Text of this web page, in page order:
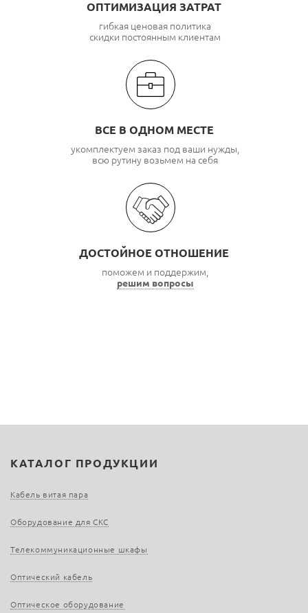
ОПТИМИЗАЦИЯ ЗАТРАТ
гибкая ценовая политика
скидки постоянным клиентам
ВСЕ В ОДНОМ МЕСТЕ
укомплектуем заказ под ваши нужды,
всю рутину возьмем на себя
ДОСТОЙНОЕ ОТНОШЕНИЕ
поможем и поддержим,
решим вопросы
КАТАЛОГ ПРОДУКЦИИ
Кабель витая пара
Оборудование для СКС
Телекоммуникационные шкафы
Оптический кабель
Оптическое оборудование